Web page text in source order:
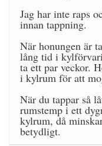
Jag har inte raps
innan tappning.
När honungen är
lång tid i
ta ett par veckor.
i kylrum för att
När du tappar så
rumstemp i ett
kylrum, då
betydligt.